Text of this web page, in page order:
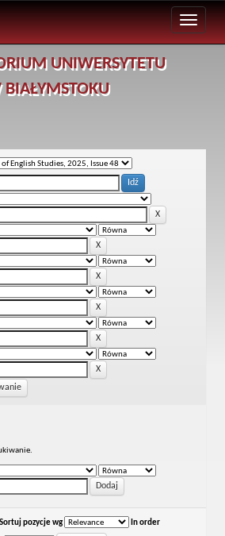
UNIWERSYTETU
BIAŁYMSTOKU
Sortuj pozycje wg In order